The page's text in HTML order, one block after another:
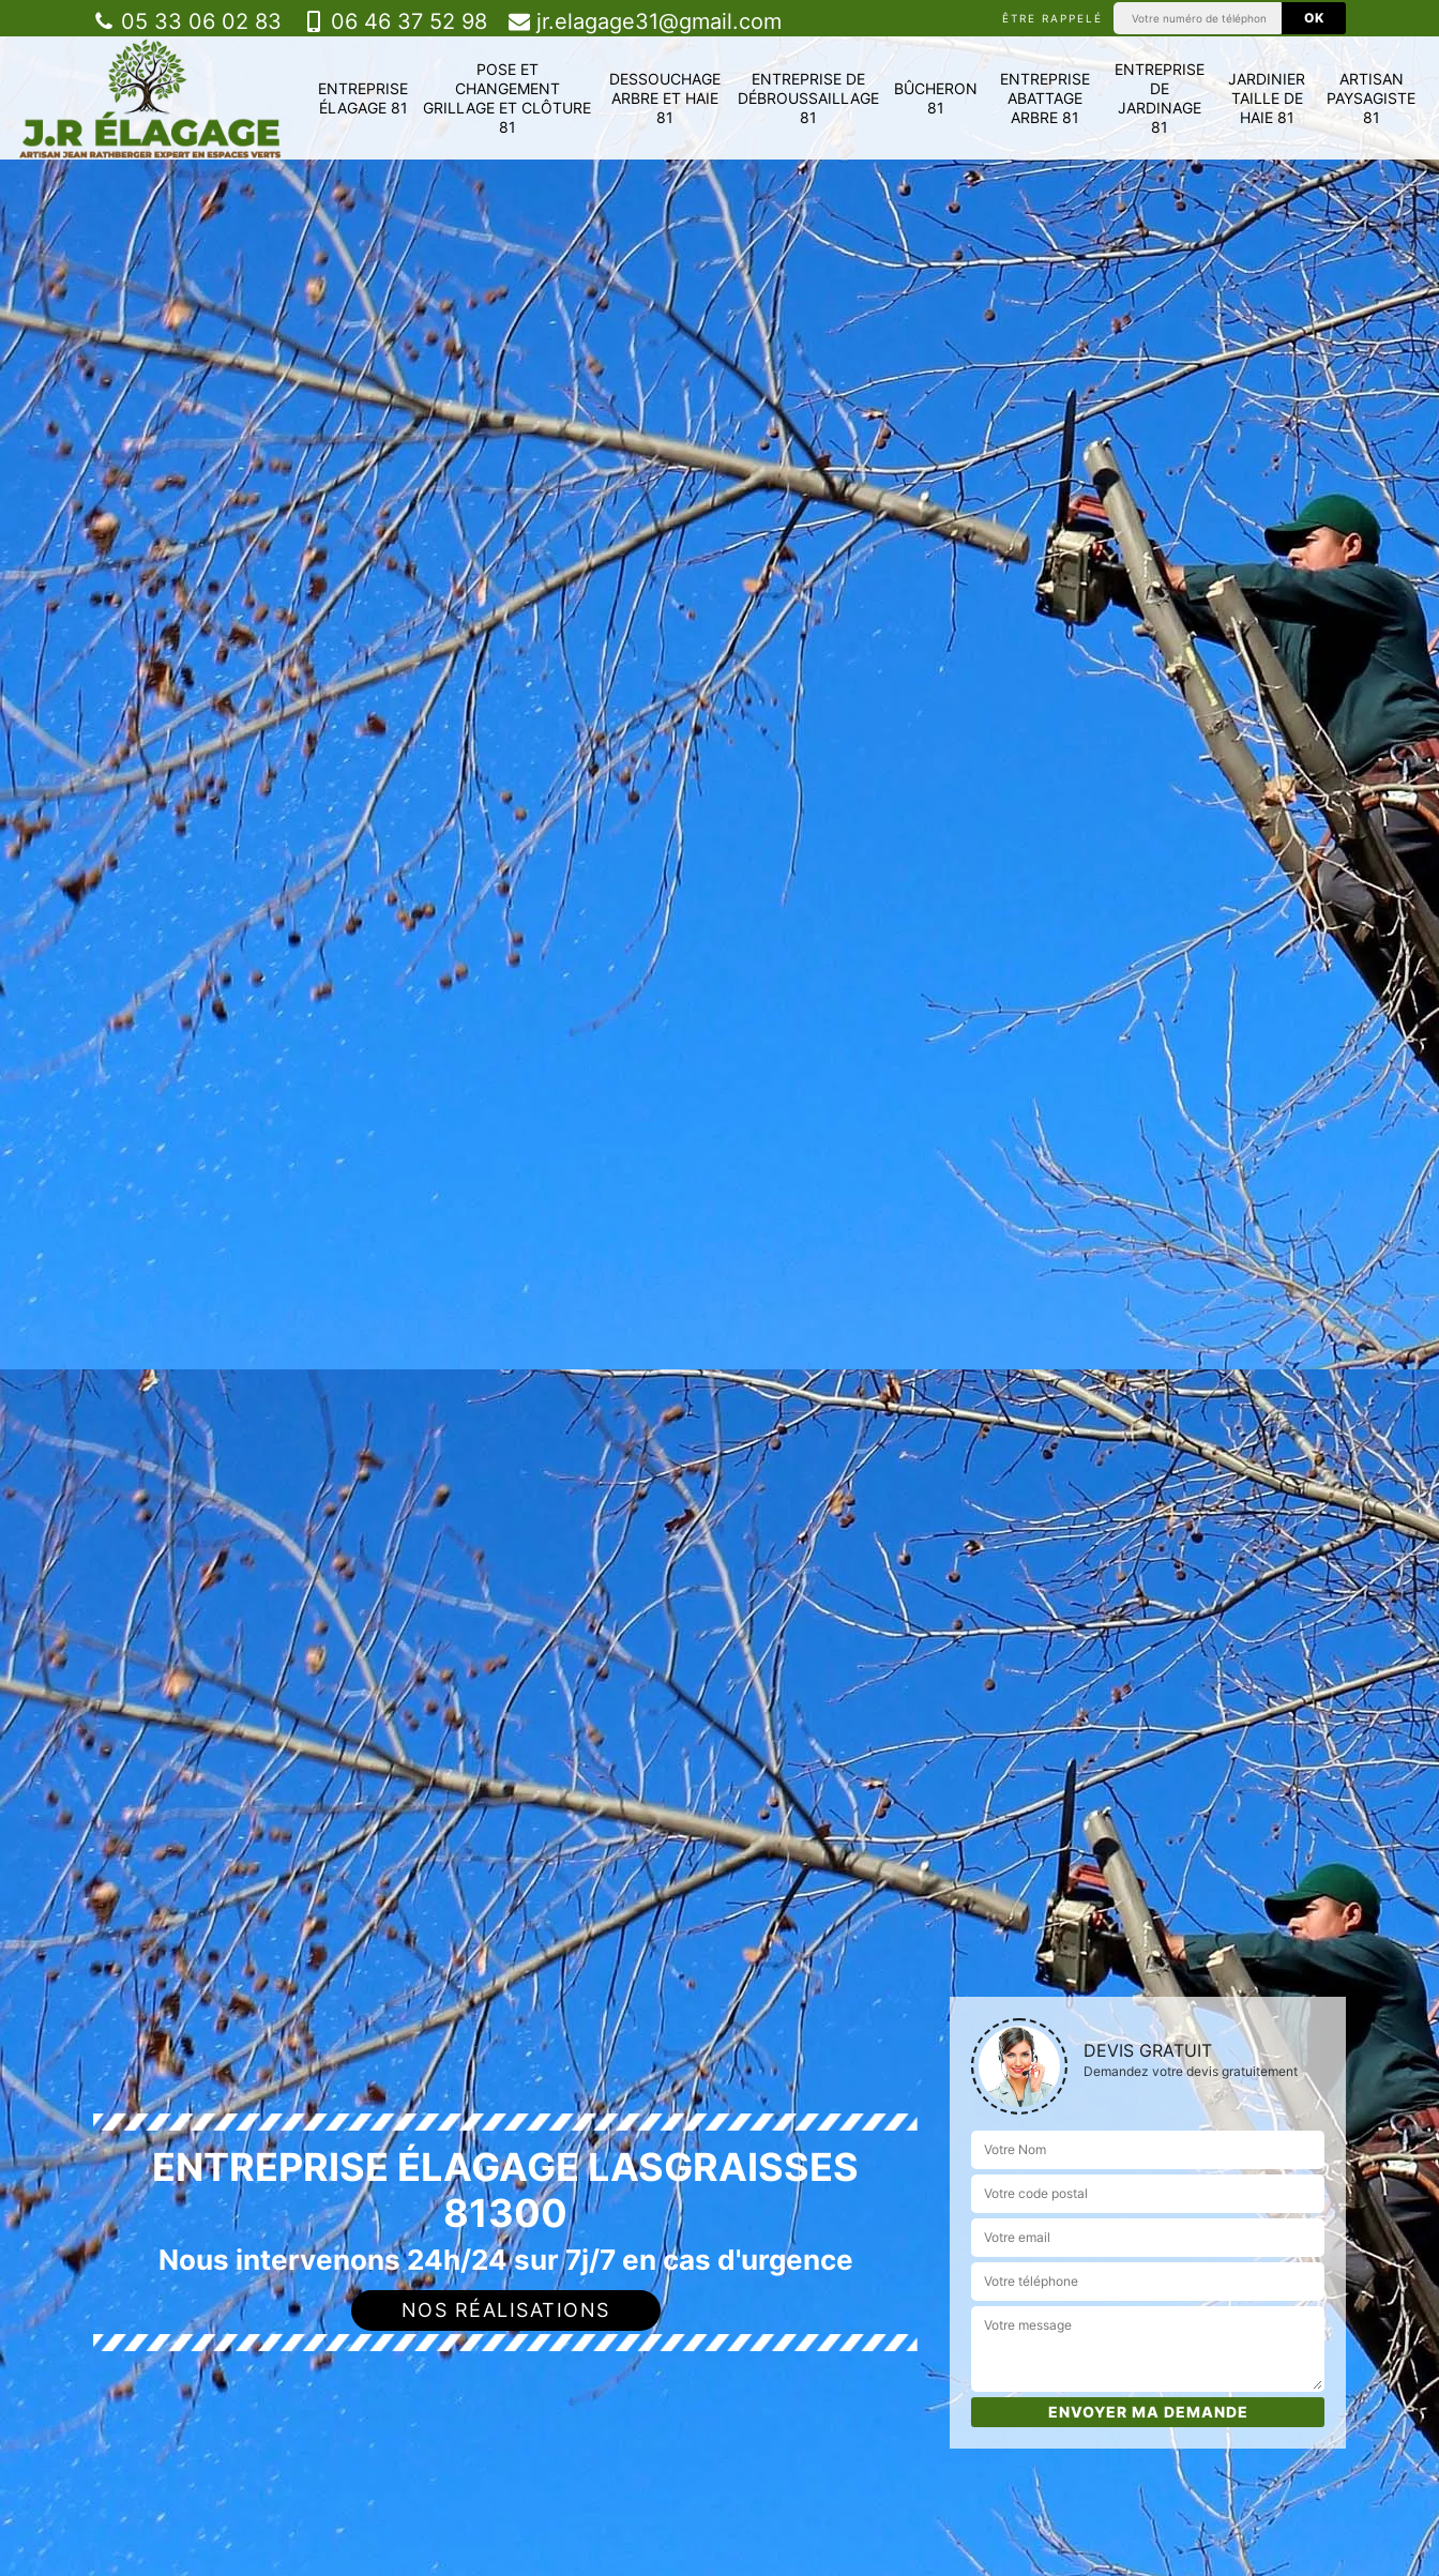
05 33 06 02 83 06 46 37 52 98 jr.elagage31@gmail.com ÊTRE RAPPELÉ
ENTREPRISE
ÉLAGAGE 81
POSE ET
CHANGEMENT
GRILLAGE ET CLÔTURE
81
DESSOUCHAGE
ARBRE ET HAIE
81
ENTREPRISE DE
DÉBROUSSAILLAGE
81
BÛCHERON
81
ENTREPRISE
ABATTAGE
ARBRE 81
ENTREPRISE
DE
JARDINAGE
81
JARDINIER
TAILLE DE
HAIE 81
ARTISAN
PAYSAGISTE
81
ENTREPRISE ÉLAGAGE LASGRAISSES
81300
Nous intervenons 24h/24 sur 7j/7 en cas d'urgence
NOS RÉALISATIONS
DEVIS GRATUIT
Demandez votre devis gratuitement